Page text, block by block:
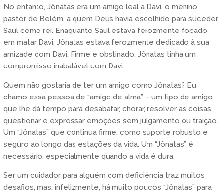
No entanto, Jônatas era um amigo leal a Davi, o menino
pastor de Belém, a quem Deus havia escolhido para suceder
Saul como rei. Enaquanto Saul estava ferozmente focado
em matar Davi, Jônatas estava ferozmente dedicado à sua
amizade com Davi. Firme e obstinado, Jônatas tinha um
compromisso inabalável com Davi.
Quem não gostaria de ter um amigo como Jônatas? Eu
chamo essa pessoa de “amigo de alma” – um tipo de amigo
que lhe dá tempo para desabafar, chorar, resolver as coisas,
questionar e expressar emoções sem julgamento ou traição.
Um “Jônatas” que continua firme, como suporte robusto e
seguro ao longo das estações da vida. Um “Jônatas” é
necessário, especialmente quando a vida é dura.
Ser um cuidador para alguém com deficiência traz muitos
desafios, mas, infelizmente, há muito poucos “Jônatas” para